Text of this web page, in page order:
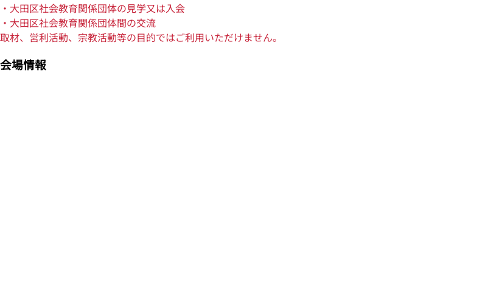
・大田区社会教育関係団体の見学又は入会
・大田区社会教育関係団体間の交流
取材、営利活動、宗教活動等の目的ではご利用いただけません。
会場情報